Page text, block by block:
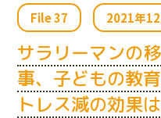
File 37 2021年
サラリーマンの
事、子どもの教
トレス減の効果